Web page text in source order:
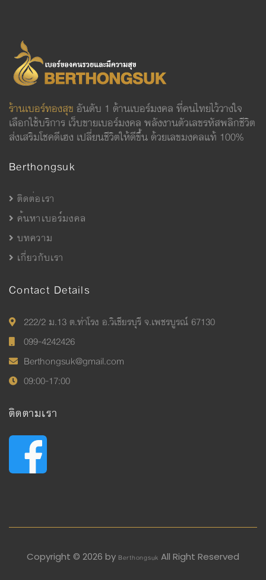
ร้านเบอร์ทองสุข อันดับ 1 ด้านเบอร์มงคล ที่คนไทยไว้วางใจ
เลือกใช้บริการ เว็บขายเบอร์มงคล พลังงานตัวเลขรหัสพลิกชีวิต
ส่งเสริมโชคดีเฮง เปลี่ยนชีวิตให้ดีขึ้น ด้วยเลขมงคลแท้ 100%
Berthongsuk
ติดต่อเรา
ค้นหาเบอร์มงคล
บทความ
เกี่ยวกับเรา
Contact Details
222/2 ม.13 ต.ท่าโรง อ.วิเชียรบุรี จ.เพชรบูรณ์ 67130
099-4242426
Berthongsuk@gmail.com
09:00-17:00
ติดตามเรา
Copyright © 2026 by Berthongsuk All Right Reserved